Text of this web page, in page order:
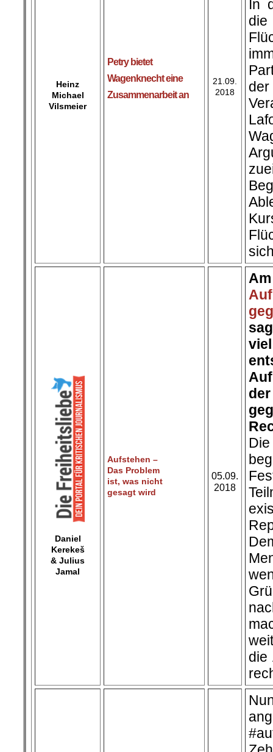
Heinz
Michael
Vilsmeier
Petry bietet
Wagenknecht eine
Zusammenarbeit an
21.09.
2018
In
der
Daniel
Kerekeš
& Julius
Jamal
Aufstehen –
Das Problem
ist, was nicht
gesagt wird
05.09.
2018
die